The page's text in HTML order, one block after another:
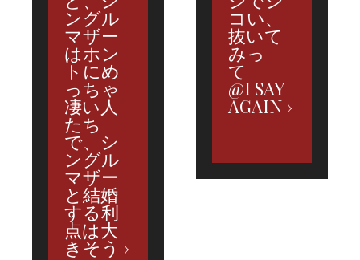
ングル
マザー
はホン
トにめ
っちゃ
凄い人
たち
で、シ
ングル
マザー
と結婚
する利
点は大
きそう
コい、
抜いて
みっ
て
@I SAY
AGAIN